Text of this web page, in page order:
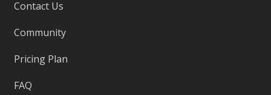
Contact Us
Community
Pricing Plan
FAQ